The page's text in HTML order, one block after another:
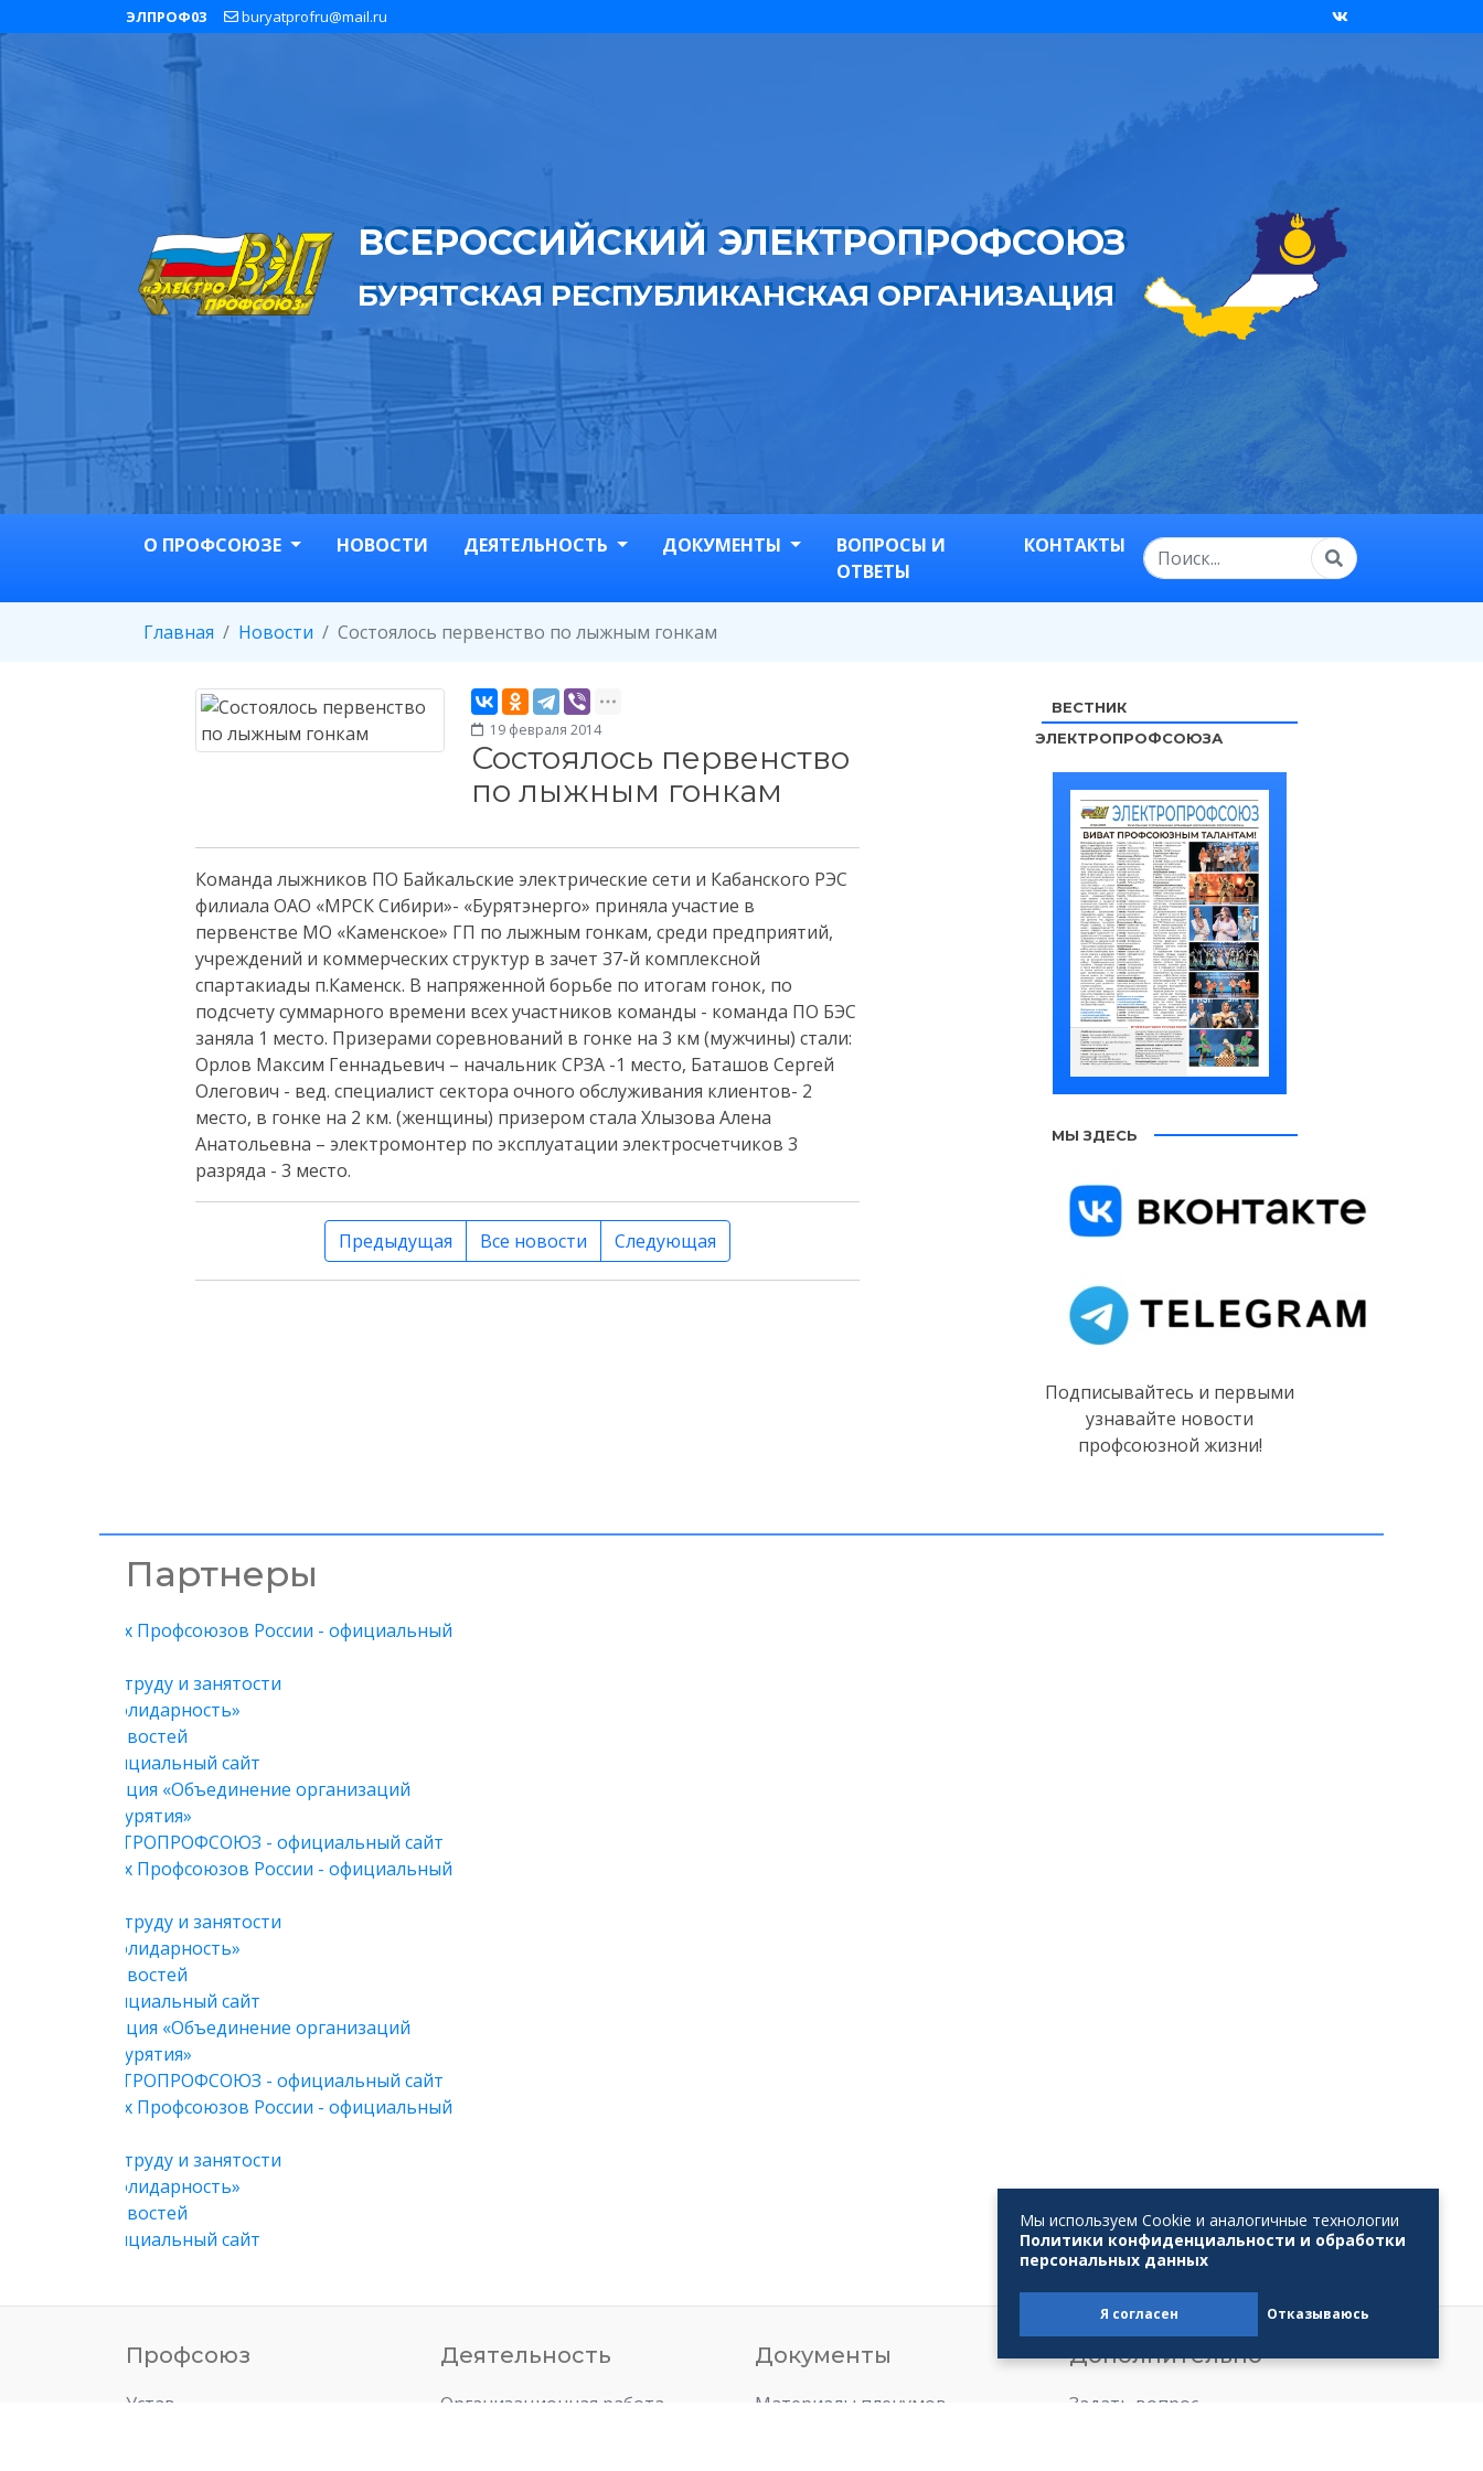
ЭЛПРОФ03 buryatprofru@mail.ru
ВСЕРОССИЙСКИЙ ЭЛЕКТРОПРОФСОЮЗ
БУРЯТСКАЯ РЕСПУБЛИКАНСКАЯ ОРГАНИЗАЦИЯ
О ПРОФСОЮЗЕ НОВОСТИ ДЕЯТЕЛЬНОСТЬ ДОКУМЕНТЫ
ВОПРОСЫ И
ОТВЕТЫ
КОНТАКТЫ
Главная Новости Состоялось первенство по лыжным гонкам
19 февраля 2014
Состоялось первенство
по лыжным гонкам
Команда лыжников ПО Байкальские электрические сети и Кабанского РЭС
филиала ОАО «МРСК Сибири»- «Бурятэнерго» приняла участие в
первенстве МО «Каменское» ГП по лыжным гонкам, среди предприятий,
учреждений и коммерческих структур в зачет 37-й комплексной
спартакиады п.Каменск. В напряженной борьбе по итогам гонок, по
подсчету суммарного времени всех участников команды - команда ПО БЭС
заняла 1 место. Призерами соревнований в гонке на 3 км (мужчины) стали:
Орлов Максим Геннадьевич – начальник СРЗА -1 место, Баташов Сергей
Олегович - вед. специалист сектора очного обслуживания клиентов- 2
место, в гонке на 2 км. (женщины) призером стала Хлызова Алена
Анатольевна – электромонтер по эксплуатации электросчетчиков 3
разряда - 3 место.
Предыдущая Все новости Следующая
ВЕСТНИК
ЭЛЕКТРОПРОФСОЮЗА
МЫ ЗДЕСЬ
Подписывайтесь и первыми
узнавайте новости
профсоюзной жизни!
Партнеры
Профсоюз
Устав
Деятельность
Организационная работа
Документы
Материалы пленумов
Дополнительно
Задать вопрос
Мы используем Cookie и аналогичные технологии
Политики конфиденциальности и обработки
персональных данных
Я согласен Отказываюсь